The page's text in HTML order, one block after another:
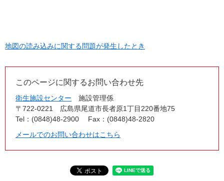
地図の読み込みに関する問題が発生したとき
このページに関するお問い合わせ先
衛生施設センター
施設管理係
〒722-0221
広島県尾道市長者原1丁目220番地75
Tel：(0848)48-2900
Fax：(0848)48-2820
メールでのお問い合わせはこちら